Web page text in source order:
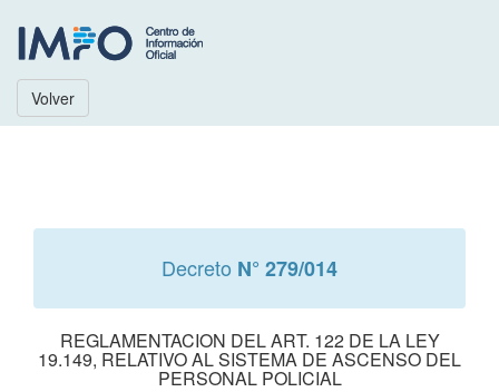
Volver
Decreto N° 279/014
REGLAMENTACION DEL ART. 122 DE LA LEY
19.149, RELATIVO AL SISTEMA DE ASCENSO DEL
PERSONAL POLICIAL